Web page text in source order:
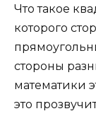
Что такое
которого
стороны
математики
это